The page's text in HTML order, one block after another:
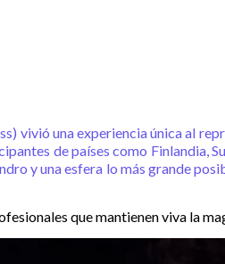
vivió una experiencia única al
de países como Finlandia,
y una esfera lo más grande
que mantienen viva la